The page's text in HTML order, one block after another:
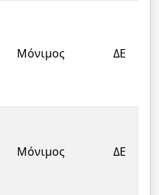
Μόνιμος ΔΕ
Μόνιμος ΔΕ